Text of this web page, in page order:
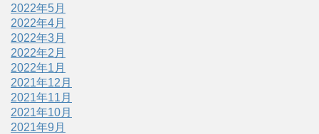
2022年5月
2022年4月
2022年3月
2022年2月
2022年1月
2021年12月
2021年11月
2021年10月
2021年9月